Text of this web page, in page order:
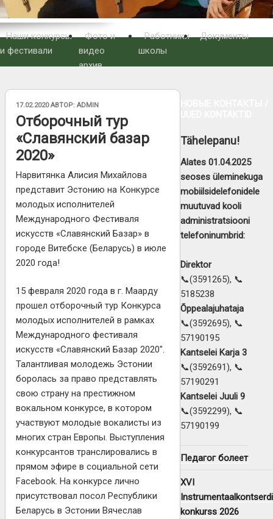
Наши конкурсы
и фестивали
Фото и
видео
архив
Работники
школы
Документы
ОПУБЛИКОВАНО
17.02.2020АВТОР:ADMIN
Oтборочный тур
«Славянский базар
2020»
Нарвитянка Алисия Михайлова
представит Эстонию на Конкурсе
молодых исполнителей
Международного Фестиваля
искусств «Славянский Базар» в
городе Витебске (Беларусь) в июле
2020 года!
15 февраля 2020 года в г. Маарду
прошел отборочный тур Конкурса
молодых исполнителей в рамках
Международного фестиваля
искусств «Славянский Базар 2020″.
Талантливая молодежь Эстонии
боролась за право представлять
свою страну на престижном
вокальном конкурсе, в котором
участвуют молодые вокалисты из
многих стран Европы. Выступления
конкурсантов транслировались в
прямом эфире в социальной сети
Facebook. На конкурсе лично
присутствовал посол Республики
Беларусь в Эстонии Вячеслав
Tähelepanu!
Alates 01.04.2025
seoses üleminekuga
mobiilsidelefonidele
muutuvad kooli
administratsiooni
telefoninumbrid:
Direktor
📞(3591265), 📞
5185238
Õppealajuhataja
📞(3592695), 📞
57190195
Kantselei Karja 3
📞(3592691), 📞
57190291
Kantselei Juuli 9
📞(3592299), 📞
57190199
Педагог болеет
XVI
Instrumentaalkontserdi
konkurss 2026